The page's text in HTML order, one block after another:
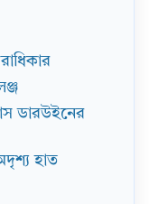
ডারউইনের
হাত